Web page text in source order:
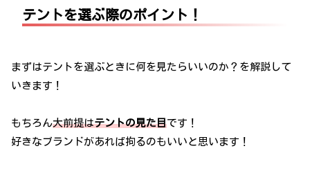
テントを選ぶ際のポイント！
まずはテントを選ぶときに何を見たらいいのか？を解説して
いきます！
もちろん大前提はテントの見た目です！
好きなブランドがあれば拘るのもいいと思います！